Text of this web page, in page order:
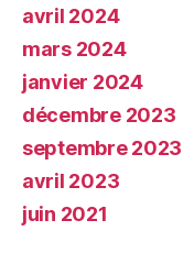
avril 2024
mars 2024
janvier 2024
décembre 2023
septembre 2023
avril 2023
juin 2021